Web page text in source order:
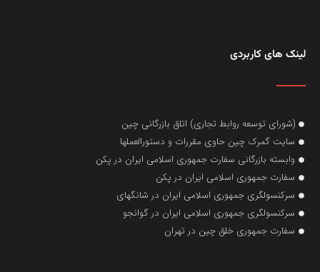
لینک های کاربردی
(شورای توسعه روابط تجاری) اتاق بازرگانی چین
سایت گمرک چین حاوی مقررات و دستورالعملها
وابسته بازرگانی سفارت جمهوری اسلامی ایران در پکن
سفارت جمهوری اسلامی ایران در پکن
سرکنسولگری جمهوری اسلامی ایران در شانگهای
سرکنسولگری جمهوری اسلامی ایران در گوانجو
سفارت جمهوری خلق چین در تهران